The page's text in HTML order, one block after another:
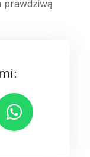
prawdziwą